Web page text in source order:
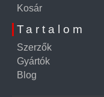
Kosár
Tartalom
Szerzők
Gyártók
Blog